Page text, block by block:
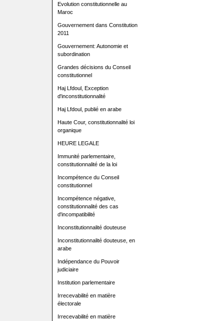
Evolution constitutionnelle au
Maroc
Gouvernement dans Constitution
2011
Gouvernement: Autonomie et
subordination
Grandes décisions du Conseil
constitutionnel
Haj Lfdoul, Exception
d'inconstitutionnalité
Haj Lfdoul, publié en arabe
Haute Cour, constitutionnalité loi
organique
HEURE LEGALE
Immunité parlementaire,
constitutionnalité de la loi
Incompétence du Conseil
constitutionnel
Incompétence négative,
constitutionnalité des cas
d'incompatibilité
Inconstitutionnalité douteuse
Inconstitutionnalité douteuse, en
arabe
Indépendance du Pouvoir
judiciaire
Institution parlementaire
Irrecevabilité en matière
électorale
Irrecevabilité en matière